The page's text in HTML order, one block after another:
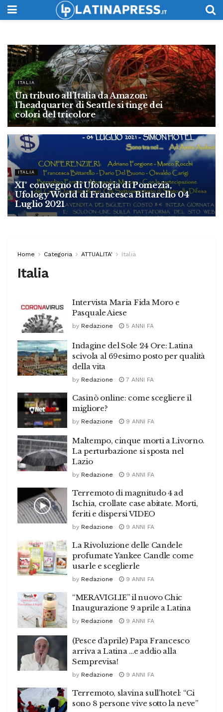
ITALIA
Un tributo all’Italia da Amazon:
l’headquarter di Seattle si tinge dei
colori del tricolore
ITALIA
XI° convegno di Ufologia di Pomezia,
Ufology World di Francesca Bittarello 04
Luglio 2021
Home Categoria ATTUALITA' Italia
Italia
Intervista Maria Fida Moro e
Pasquale Aiese
by Redazione 5 ANNI FA
Indagine del Sole 24 Ore: Latina
scivola al 69esimo posto per qualità
della vita
by Redazione 7 ANNI FA
Casinò online: come scegliere il
migliore?
by Redazione 9 ANNI FA
Maltempo, cinque morti a Livorno.
La perturbazione si sposta nel
Lazio
by Redazione 9 ANNI FA
Terremoto di magnitudo 4 ad
Ischia, crollate case abitate. Morti,
feriti e dispersi VIDEO
by Redazione 9 ANNI FA
La Rivoluzione delle Candele
profumate Yankee Candle come
usarle e sceglierle
by Redazione 9 ANNI FA
“MERAVIGLIE” il nuovo Chic
Inaugurazione 9 aprile a Latina
by Redazione 9 ANNI FA
(Pesce d’aprile) Papa Francesco
arriva a Latina …e addio alla
Semprevisa!
by Redazione 9 ANNI FA
Terremoto, slavina sull’hotel: “Ci
sono 8 persone vive sotto la neve”